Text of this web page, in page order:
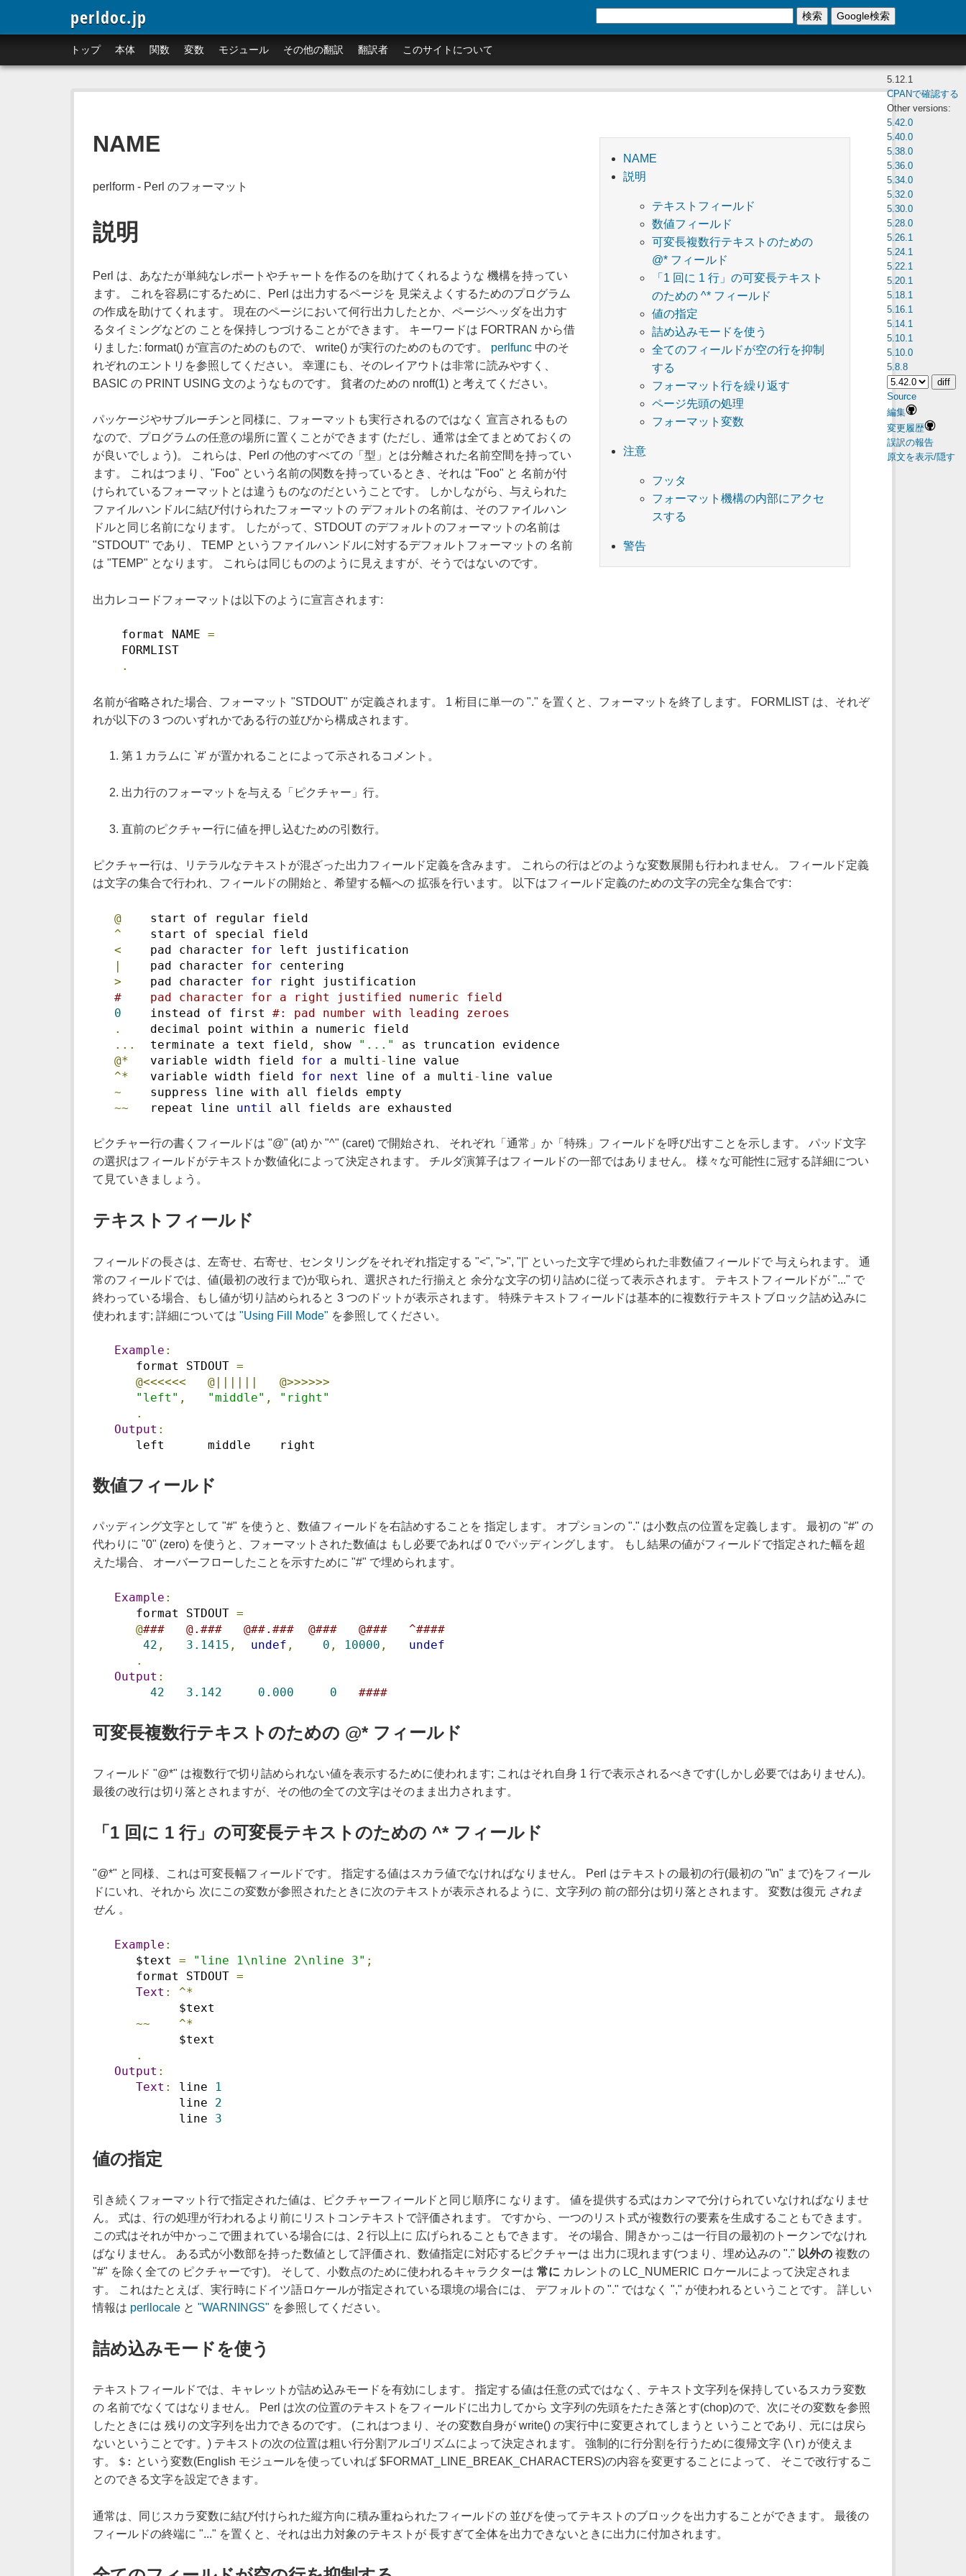
perldoc.jp
トップ 本体 関数 変数 モジュール その他の翻訳 翻訳者 このサイトについて
検索 Google検索
5.12.1
CPANで確認する
Other versions:
5.42.0
5.40.0
5.38.0
5.36.0
5.34.0
5.32.0
5.30.0
5.28.0
5.26.1
5.24.1
5.22.1
5.20.1
5.18.1
5.16.1
5.14.1
5.10.1
5.10.0
5.8.8
Source
編集
変更履歴
誤訳の報告
原文を表示/隠す
NAME
説明
テキストフィールド
数値フィールド
可変長複数行テキストのための
@* フィールド
「1 回に 1 行」の可変長テキスト
のための ^* フィールド
値の指定
詰め込みモードを使う
全てのフィールドが空の行を抑制
する
フォーマット行を繰り返す
ページ先頭の処理
フォーマット変数
注意
フッタ
フォーマット機構の内部にアクセ
スする
警告
NAME
perlform - Perl のフォーマット
説明
Perl は、あなたが単純なレポートやチャートを作るのを助けてくれるような 機構を持ってい
ます。 これを容易にするために、Perl は出力するページを 見栄えよくするためのプログラム
の作成を助けてくれます。 現在のページにおいて何行出力したとか、ページヘッダを出力す
るタイミングなどの ことを保持しつづけることができます。 キーワードは FORTRAN から借
りました: format() が宣言のためのもので、 write() が実行のためのものです。 perlfunc中のそ
れぞれのエントリを参照してください。 幸運にも、そのレイアウトは非常に読みやすく、
BASIC の PRINT USING 文のようなものです。 貧者のための nroff(1) と考えてください。
パッケージやサブルーチンと同様に、フォーマットも実行されるのではなく 宣言されるもの
なので、プログラムの任意の場所に置くことができます (ただし、通常は全てまとめておくの
が良いでしょう)。 これらは、Perl の他のすべての「型」とは分離された名前空間を持ってい
ます。 これはつまり、"Foo" という名前の関数を持っているとき、それは "Foo" と 名前が付
けられているフォーマットとは違うものなのだということです。 しかしながら、与えられた
ファイルハンドルに結び付けられたフォーマットの デフォルトの名前は、そのファイルハン
ドルと同じ名前になります。 したがって、STDOUT のデフォルトのフォーマットの名前は
"STDOUT" であり、 TEMP というファイルハンドルに対するデフォルトフォーマットの 名前
は "TEMP" となります。 これらは同じもののように見えますが、そうではないのです。
出力レコードフォーマットは以下のように宣言されます:
format NAME =
FORMLIST
.
名前が省略された場合、フォーマット "STDOUT" が定義されます。 1 桁目に単一の "." を置くと、フォーマットを終了します。 FORMLIST は、それぞ
れが以下の 3 つのいずれかである行の並びから構成されます。
第 1 カラムに `#' が置かれることによって示されるコメント。
出力行のフォーマットを与える「ピクチャー」行。
直前のピクチャー行に値を押し込むための引数行。
ピクチャー行は、リテラルなテキストが混ざった出力フィールド定義を含みます。 これらの行はどのような変数展開も行われません。 フィールド定義
は文字の集合で行われ、フィールドの開始と、希望する幅への 拡張を行います。 以下はフィールド定義のための文字の完全な集合です:
@ start of regular field
^ start of special field
< pad character for left justification
|
pad character for centering
> pad character for right justification
#    pad character for a right justified numeric field
0 instead of first #: pad number with leading zeroes
.
decimal point within a numeric field
...
terminate a text field , show "..."
as truncation evidence
@* variable width field for a multi- line value
^* variable width field for next line of a multi- line value
~ suppress line with all fields empty
~~ repeat line until all fields are exhausted
ピクチャー行の書くフィールドは "@" (at) か "^" (caret) で開始され、 それぞれ「通常」か「特殊」フィールドを呼び出すことを示します。 パッド文字
の選択はフィールドがテキストか数値化によって決定されます。 チルダ演算子はフィールドの一部ではありません。 様々な可能性に冠する詳細につい
て見ていきましょう。
テキストフィールド
フィールドの長さは、左寄せ、右寄せ、センタリングをそれぞれ指定する "<", ">", "|" といった文字で埋められた非数値フィールドで 与えられます。 通
常のフィールドでは、値(最初の改行まで)が取られ、選択された行揃えと 余分な文字の切り詰めに従って表示されます。 テキストフィールドが "..." で
終わっている場合、もし値が切り詰められると 3 つのドットが表示されます。 特殊テキストフィールドは基本的に複数行テキストブロック詰め込みに
使われます; 詳細については "Using Fill Mode" を参照してください。
Example :
format STDOUT =
@<<<<<<
@||||||
@>>>>>>
"left" , "middle" ,
"right"
.
Output :
left      middle    right
数値フィールド
パッディング文字として "#" を使うと、数値フィールドを右詰めすることを 指定します。 オプションの "." は小数点の位置を定義します。 最初の "#" の
代わりに "0" (zero) を使うと、フォーマットされた数値は もし必要であれば 0 でパッディングします。 もし結果の値がフィールドで指定された幅を超
えた場合、 オーバーフローしたことを示すために "#" で埋められます。
Example :
format STDOUT =
@###   @.###   @##.###  @###   @###   ^####
42 , 3.1415 , undef , 0 , 10000 ,
undef
.
Output :
42
3.142 0.000 0 ####
可変長複数行テキストのための @* フィールド
フィールド "@*" は複数行で切り詰められない値を表示するために使われます; これはそれ自身 1 行で表示されるべきです(しかし必要ではありません)。
最後の改行は切り落とされますが、その他の全ての文字はそのまま出力されます。
「1 回に 1 行」の可変長テキストのための ^* フィールド
"@*" と同様、これは可変長幅フィールドです。 指定する値はスカラ値でなければなりません。 Perl はテキストの最初の行(最初の "\n" まで)をフィール
ドにいれ、それから 次にこの変数が参照されたときに次のテキストが表示されるように、文字列の 前の部分は切り落とされます。 変数は復元 されま
せん 。
Example :
$text = "line 1\nline 2\nline 3" ;
format STDOUT =
Text :
^*
$text
~~
^*
$text
.
Output :
Text : line
1
line 2
line 3
値の指定
引き続くフォーマット行で指定された値は、ピクチャーフィールドと同じ順序に なります。 値を提供する式はカンマで分けられていなければなりませ
ん。 式は、行の処理が行われるより前にリストコンテキストで評価されます。 ですから、一つのリスト式が複数行の要素を生成することもできます。
この式はそれが中かっこで囲まれている場合には、2 行以上に 広げられることもできます。 その場合、開きかっこは一行目の最初のトークンでなけれ
ばなりません。 ある式が小数部を持った数値として評価され、数値指定に対応するピクチャーは 出力に現れます(つまり、埋め込みの "." 以外の複数の
"#" を除く全ての ピクチャーです)。 そして、小数点のために使われるキャラクターは 常に カレントの LC_NUMERIC ロケールによって決定されま
す。 これはたとえば、実行時にドイツ語ロケールが指定されている環境の場合には、 デフォルトの "." ではなく "," が使われるということです。 詳しい
情報は perllocaleと "WARNINGS" を参照してください。
詰め込みモードを使う
テキストフィールドでは、キャレットが詰め込みモードを有効にします。 指定する値は任意の式ではなく、テキスト文字列を保持しているスカラ変数
の 名前でなくてはなりません。 Perl は次の位置のテキストをフィールドに出力してから 文字列の先頭をたたき落とす(chop)ので、次にその変数を参照
したときには 残りの文字列を出力できるのです。 (これはつまり、その変数自身が write() の実行中に変更されてしまうと いうことであり、元には戻ら
ないということです。) テキストの次の位置は粗い行分割アルゴリズムによって決定されます。 強制的に行分割を行うために復帰文字 (\r) が使えま
す。 $: という変数(English モジュールを使っていれば $FORMAT_LINE_BREAK_CHARACTERS)の内容を変更することによって、 そこで改行するこ
とのできる文字を設定できます。
通常は、同じスカラ変数に結び付けられた縦方向に積み重ねられたフィールドの 並びを使ってテキストのブロックを出力することができます。 最後の
フィールドの終端に "..." を置くと、それは出力対象のテキストが 長すぎて全体を出力できないときに出力に付加されます。